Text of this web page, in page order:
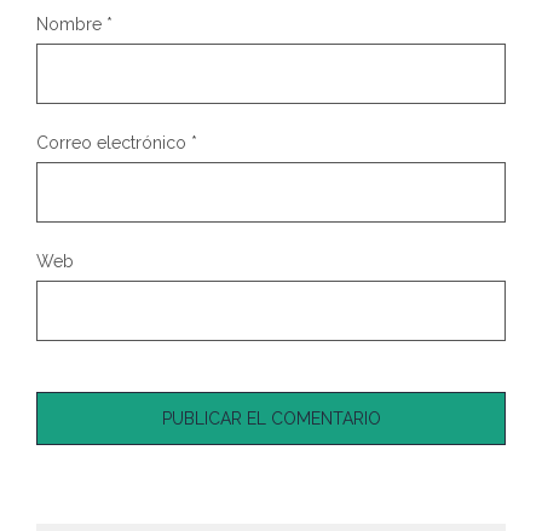
Nombre *
Correo electrónico *
Web